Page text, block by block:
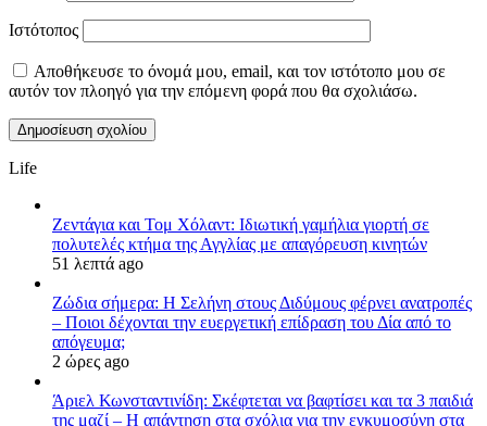
Ιστότοπος
Αποθήκευσε το όνομά μου, email, και τον ιστότοπο μου σε
αυτόν τον πλοηγό για την επόμενη φορά που θα σχολιάσω.
Life
Ζεντάγια και Τομ Χόλαντ: Ιδιωτική γαμήλια γιορτή σε
πολυτελές κτήμα της Αγγλίας με απαγόρευση κινητών
51 λεπτά ago
Ζώδια σήμερα: Η Σελήνη στους Διδύμους φέρνει ανατροπές
– Ποιοι δέχονται την ευεργετική επίδραση του Δία από το
απόγευμα;
2 ώρες ago
Άριελ Κωνσταντινίδη: Σκέφτεται να βαφτίσει και τα 3 παιδιά
της μαζί – Η απάντηση στα σχόλια για την εγκυμοσύνη στα